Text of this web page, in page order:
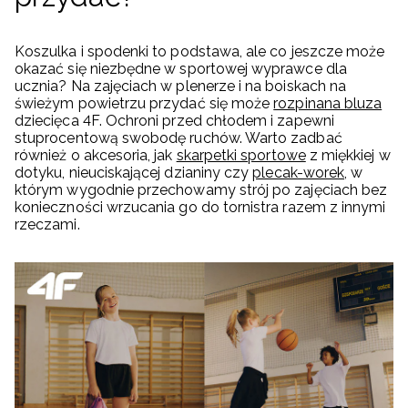
Koszulka i spodenki to podstawa, ale co jeszcze może
okazać się niezbędne w sportowej wyprawce dla
ucznia? Na zajęciach w plenerze i na boiskach na
świeżym powietrzu przydać się możerozpinana bluza
dziecięca 4F. Ochroni przed chłodem i zapewni
stuprocentową swobodę ruchów. Warto zadbać
również o akcesoria, jak skarpetki sportowez miękkiej w
dotyku, nieuciskającej dzianiny czyplecak-worek, w
którym wygodnie przechowamy strój po zajęciach bez
konieczności wrzucania go do tornistra razem z innymi
rzeczami.